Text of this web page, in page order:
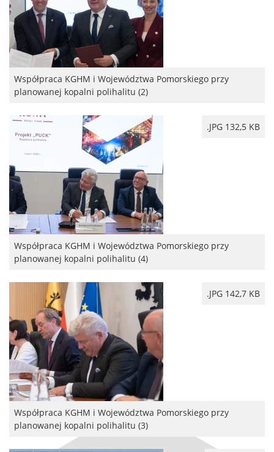
Współpraca KGHM i Województwa Pomorskiego przy
planowanej kopalni polihalitu (2)
.JPG 132,5 KB
Współpraca KGHM i Województwa Pomorskiego przy
planowanej kopalni polihalitu (4)
.JPG 142,7 KB
Współpraca KGHM i Województwa Pomorskiego przy
planowanej kopalni polihalitu (3)